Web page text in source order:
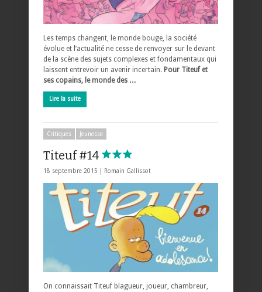
Les temps changent, le monde bouge, la société
évolue et l’actualité ne cesse de renvoyer sur le devant
de la scène des sujets complexes et fondamentaux qui
laissent entrevoir un avenir incertain. Pour Titeuf et
ses copains, le monde des …
Lire la suite
Critiques Jeunesse
Titeuf #14
18 septembre 2015 | Romain Gallissot
On connaissait Titeuf blagueur, joueur, chambreur,